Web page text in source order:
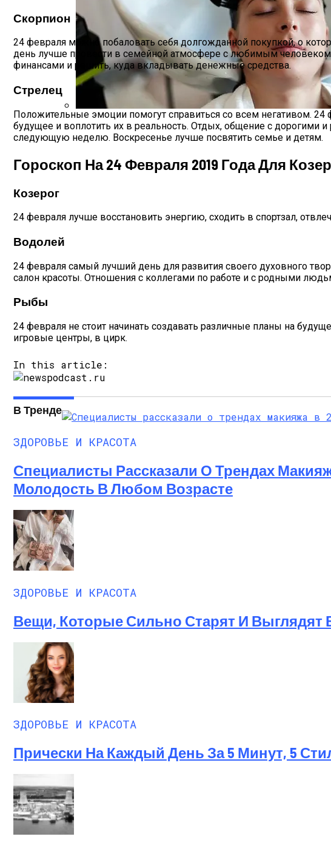
Лунный Календарь Окрашивания Волос На Октябрь
Скорпион
24 февраля можно побаловать себя долгожданной покупкой, о
день лучше провести в семейной атмосфере с любимым
финансами и решить, куда вкладывать денежные средства.
Стрелец
Положительные эмоции помогут справиться со всем негативом.
будущее и воплотить их в реальность. Отдых, общение с
следующую неделю. Воскресенье лучше посвятить семье и детям.
Гороскоп На 24 Февраля 2019 Года Для
Козерог
24 февраля лучше восстановить энергию, сходить в спортзал,
Водолей
24 февраля самый лучший день для развития своего духовного
салон красоты. Отношения с коллегами по работе и с родными
Рыбы
24 февраля не стоит начинать создавать различные планы на
игровые центры, в цирк.
In this article:
В Тренде
ЗДОРОВЬЕ И КРАСОТА
Специалисты Рассказали О Трендах
Молодость В Любом Возрасте
ЗДОРОВЬЕ И КРАСОТА
Вещи, Которые Сильно Старят И
ЗДОРОВЬЕ И КРАСОТА
Прически На Каждый День За 5 Минут, 5